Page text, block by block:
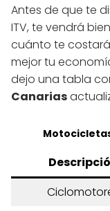
Antes de que te
ITV, te vendrá
cuánto te
mejor tu
dejo una tabla
Canarias